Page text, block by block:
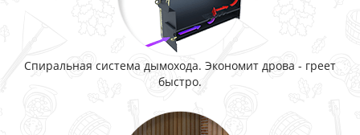
Спиральная система дымохода. Экономит дрова - греет
быстро.